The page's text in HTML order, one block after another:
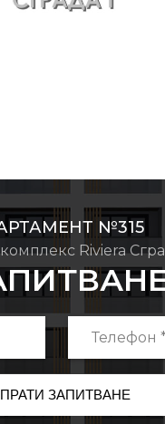
№315
Riviera